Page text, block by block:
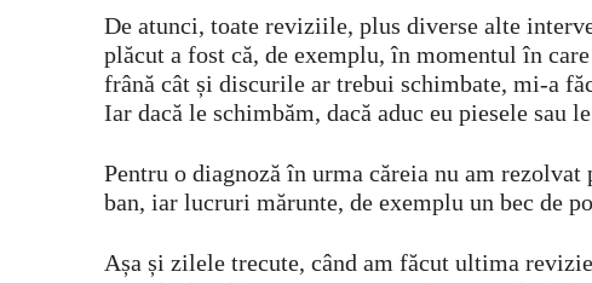
De atunci, toate reviziile, plus diverse alte
plăcut a fost că, de exemplu, în momentul în
frână cât și discurile ar trebui schimbate, mi-a
Iar dacă le schimbăm, dacă aduc eu piesele sau
Pentru o diagnoză în urma căreia nu am
ban, iar lucruri mărunte, de exemplu un bec de
Așa și zilele trecute, când am făcut ultima